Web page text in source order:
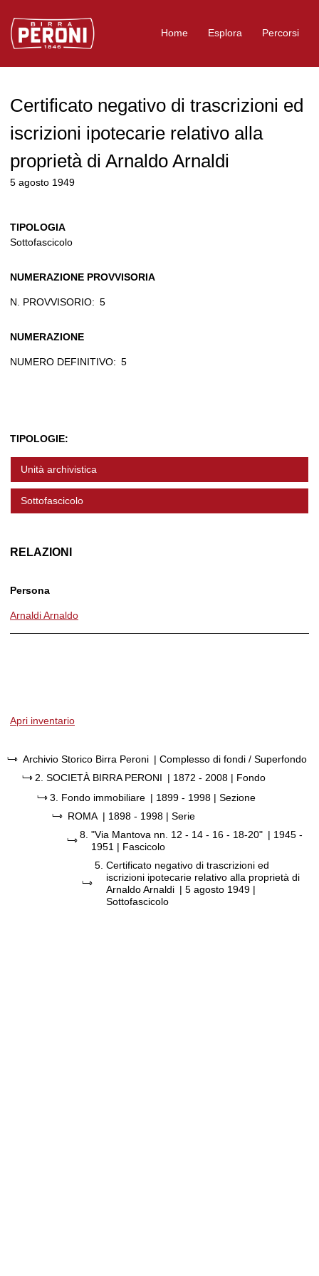
Logo Birra Peroni
Home Esplora Percorsi
Certificato negativo di trascrizioni ed
iscrizioni ipotecarie relativo alla
proprietà di Arnaldo Arnaldi
5 agosto 1949
TIPOLOGIA
Sottofascicolo
NUMERAZIONE PROVVISORIA
N. PROVVISORIO: 5
NUMERAZIONE
NUMERO DEFINITIVO: 5
TIPOLOGIE:
Unità archivistica
Sottofascicolo
RELAZIONI
Persona
Arnaldi Arnaldo
Apri inventario
Archivio Storico Birra Peroni | Complesso di fondi / Superfondo
2. SOCIETÀ BIRRA PERONI | 1872 - 2008 | Fondo
3.
Fondo immobiliare | 1899 - 1998 | Sezione
ROMA | 1898 - 1998 | Serie
8. "Via Mantova nn. 12 - 14 - 16 - 18-20" | 1945 -
1951 | Fascicolo
5. Certificato negativo di trascrizioni ed
iscrizioni ipotecarie relativo alla proprietà di
Arnaldo Arnaldi | 5 agosto 1949 |
Sottofascicolo